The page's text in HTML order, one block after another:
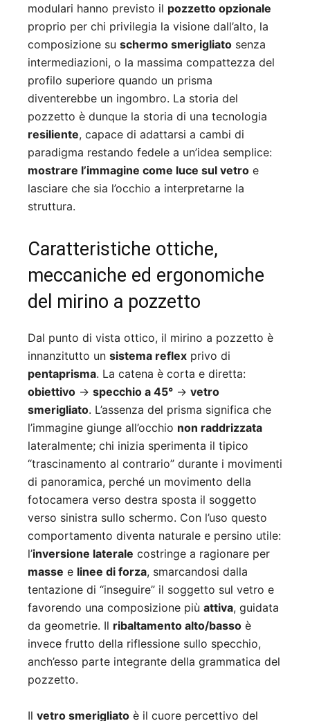
modulari hanno previsto il pozzetto opzionale
proprio per chi privilegia la visione dall’alto, la
composizione su schermo smerigliato senza
intermediazioni, o la massima compattezza del
profilo superiore quando un prisma
diventerebbe un ingombro. La storia del
pozzetto è dunque la storia di una tecnologia
resiliente, capace di adattarsi a cambi di
paradigma restando fedele a un’idea semplice:
mostrare l’immagine come luce sul vetro e
lasciare che sia l’occhio a interpretarne la
struttura.
Caratteristiche ottiche,
meccaniche ed ergonomiche
del mirino a pozzetto
Dal punto di vista ottico, il mirino a pozzetto è
innanzitutto un sistema reflex privo di
pentaprisma. La catena è corta e diretta:
obiettivo → specchio a 45° → vetro
smerigliato. L’assenza del prisma significa che
l’immagine giunge all’occhio non raddrizzata
lateralmente; chi inizia sperimenta il tipico
“trascinamento al contrario” durante i movimenti
di panoramica, perché un movimento della
fotocamera verso destra sposta il soggetto
verso sinistra sullo schermo. Con l’uso questo
comportamento diventa naturale e persino utile:
l’inversione laterale costringe a ragionare per
masse e linee di forza, smarcandosi dalla
tentazione di “inseguire” il soggetto sul vetro e
favorendo una composizione più attiva, guidata
da geometrie. Il ribaltamento alto/basso è
invece frutto della riflessione sullo specchio,
anch’esso parte integrante della grammatica del
pozzetto.
Il vetro smerigliato è il cuore percettivo del